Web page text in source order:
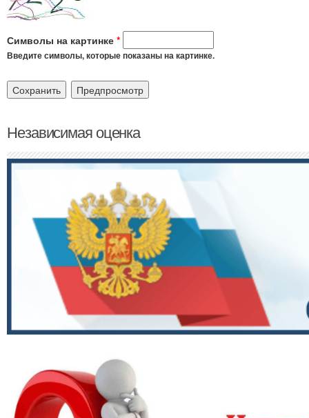
Символы на картинке *
Введите символы, которые показаны на картинке.
Независимая оценка